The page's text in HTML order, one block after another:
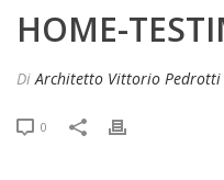
HOME-
DiArchitetto Vittorio Pedrotti
0